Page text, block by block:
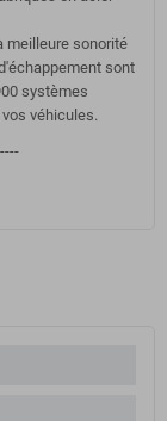
meilleure sonorité
sont
systèmes
véhicules.